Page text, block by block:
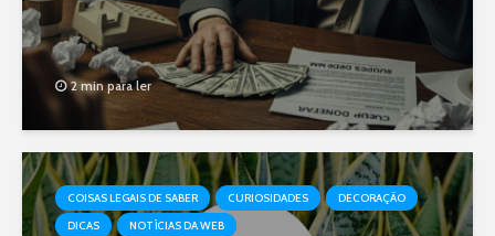
2 min para ler
COISAS LEGAIS DE SABER CURIOSIDADES
DECORAÇÃO
DICAS
NOTÍCIAS DA WEB